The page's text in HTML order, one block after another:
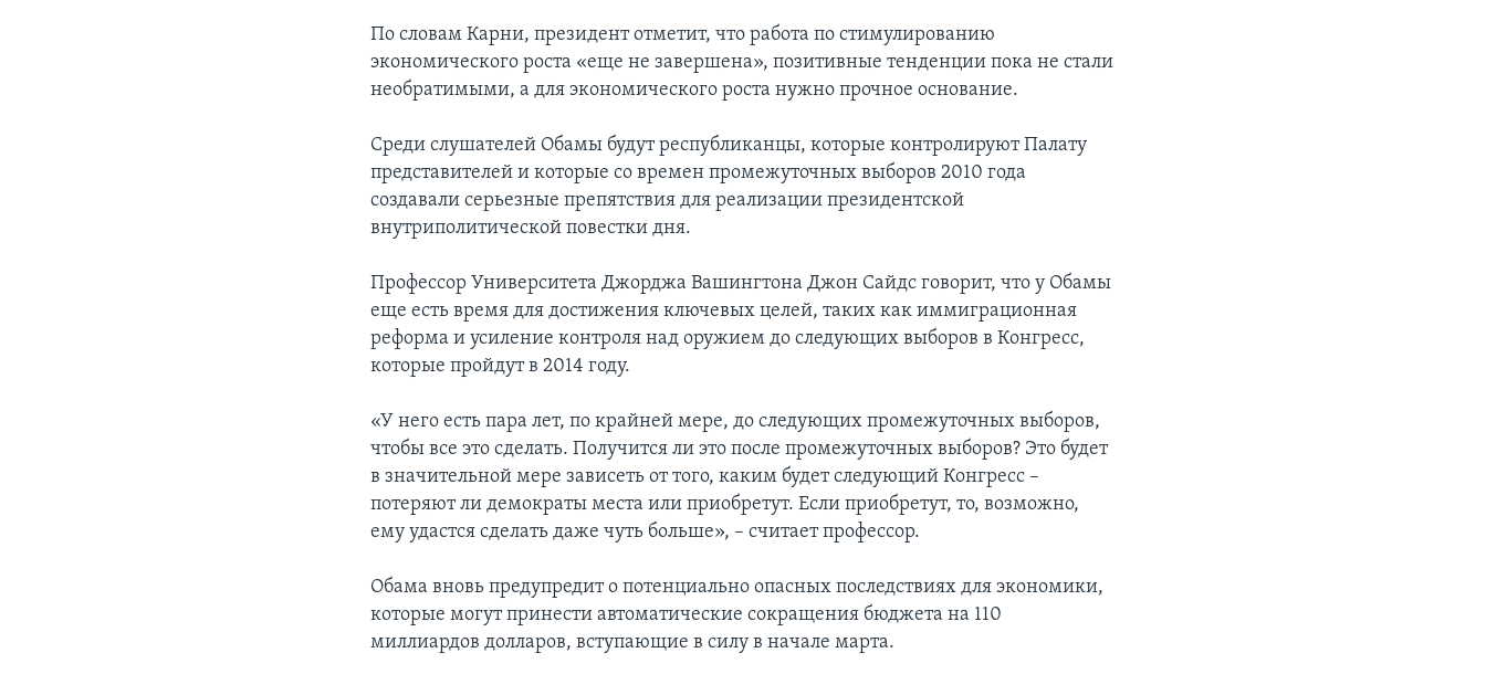
По словам Карни, президент отметит, что работа по стимулированию
экономического роста «еще не завершена», позитивные тенденции пока не стали
необратимыми, а для экономического роста нужно прочное основание.
Среди слушателей Обамы будут республиканцы, которые контролируют Палату
представителей и которые со времен промежуточных выборов 2010 года
создавали серьезные препятствия для реализации президентской
внутриполитической повестки дня.
Профессор Университета Джорджа Вашингтона Джон Сайдс говорит, что у Обамы
еще есть время для достижения ключевых целей, таких как иммиграционная
реформа и усиление контроля над оружием до следующих выборов в Конгресс,
которые пройдут в 2014 году.
«У него есть пара лет, по крайней мере, до следующих промежуточных выборов,
чтобы все это сделать. Получится ли это после промежуточных выборов? Это будет
в значительной мере зависеть от того, каким будет следующий Конгресс –
потеряют ли демократы места или приобретут. Если приобретут, то, возможно,
ему удастся сделать даже чуть больше», – считает профессор.
Обама вновь предупредит о потенциально опасных последствиях для экономики,
которые могут принести автоматические сокращения бюджета на 110
миллиардов долларов, вступающие в силу в начале марта.